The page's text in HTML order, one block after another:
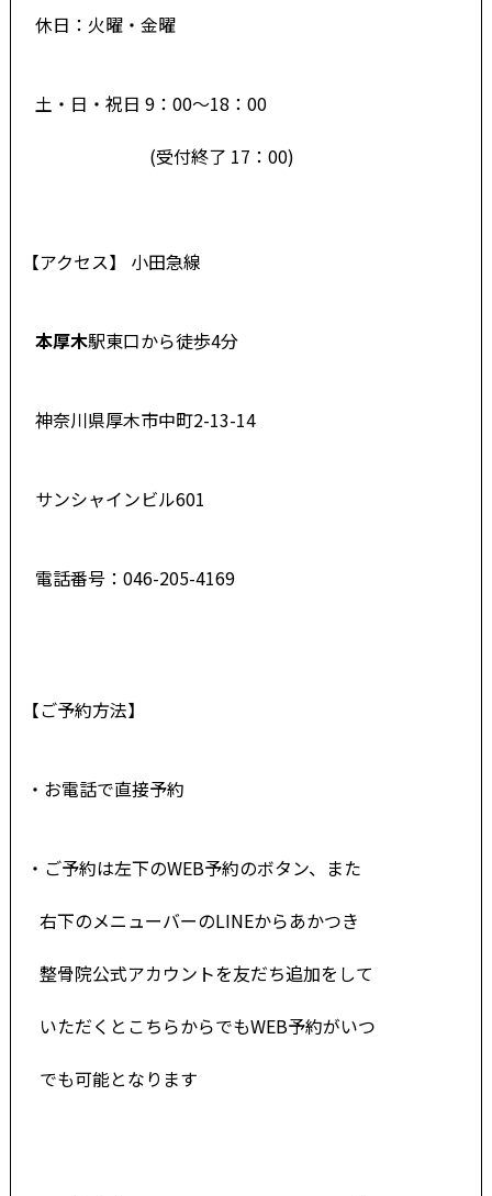
休日：火曜・金曜
土・日・祝日 9：00～18：00
(受付終了 17：00)
【アクセス】 小田急線
本厚木駅東口から徒歩4分
神奈川県厚木市中町2-13-14
サンシャインビル601
電話番号：046-205-4169
【ご予約方法】
・お電話で直接予約
・ご予約は左下のWEB予約のボタン、また
右下のメニューバーのLINEからあかつき
整骨院公式アカウントを友だち追加をして
いただくとこちらからでもWEB予約がいつ
でも可能となります